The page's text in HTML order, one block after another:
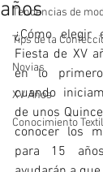
Tendencias de
Tips de la
Novias
XV Años
Conocimiento Textil
años
¿Cómo
Fiesta de XV
en lo
cuando
de unos
conocer los
para 15